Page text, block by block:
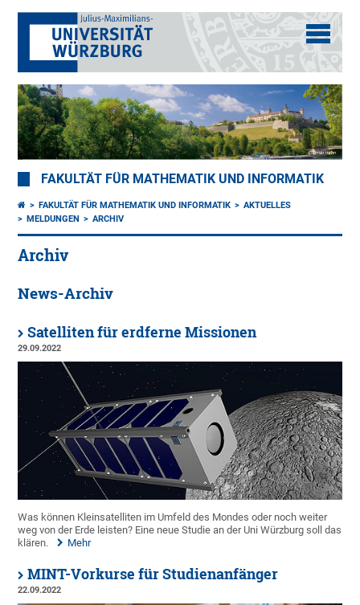
FAKULTÄT FÜR MATHEMATIK UND INFORMATIK
FAKULTÄT FÜR MATHEMATIK UND INFORMATIK
AKTUELLES
MELDUNGEN
ARCHIV
Archiv
News-Archiv
Satelliten für erdferne Missionen
29.09.2022
Was können Kleinsatelliten im Umfeld des Mondes oder noch weiter
weg von der Erde leisten? Eine neue Studie an der Uni Würzburg soll das
klären.
Mehr
MINT-Vorkurse für Studienanfänger
22.09.2022